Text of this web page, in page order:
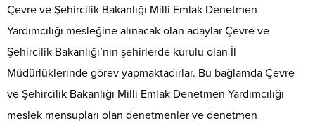
Çevre ve Şehircilik Bakanlığı Milli Emlak Denetmen
Yardımcılığı mesleğine alınacak olan adaylar Çevre ve
Şehircilik Bakanlığı’nın şehirlerde kurulu olan İl
Müdürlüklerinde görev yapmaktadırlar. Bu bağlamda Çevre
ve Şehircilik Bakanlığı Milli Emlak Denetmen Yardımcılığı
meslek mensupları olan denetmenler ve denetmen